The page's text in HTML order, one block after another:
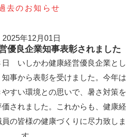
去のお知らせ
2025年12月01日
優良企業知事表彰されました
日 いしかわ健康経営優良企業とし
事から表彰を受けました。今年は
すい環境との思いで、暑さ対策を
されました。これからも、健康経
の皆様の健康づくりに尽力致しま